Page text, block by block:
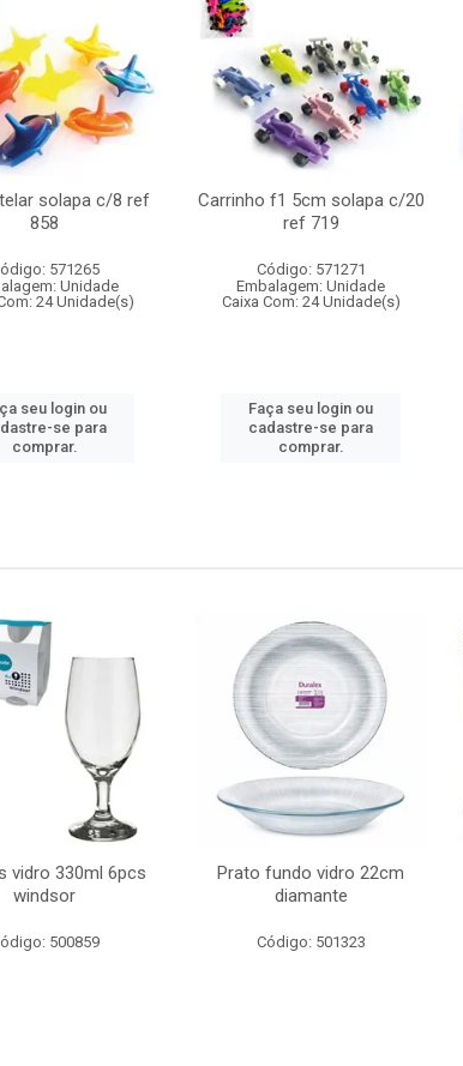
solapa c/8 ref
858
571265
Unidade
24 Unidade(s)
seu login ou
se para
comprar.
Carrinho f1 5cm solapa c/20
ref 719
Código: 571271
Embalagem: Unidade
Caixa Com: 24 Unidade(s)
Faça seu login ou
cadastre-se para
comprar.
vidro 330ml 6pcs
windsor
500859
Prato fundo vidro 22cm
diamante
Código: 501323